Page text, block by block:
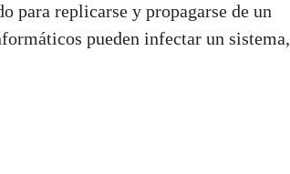
para replicarse y propagarse de un
pueden infectar un sistema,